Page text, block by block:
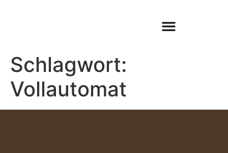
Schlagwort:
Vollautomat